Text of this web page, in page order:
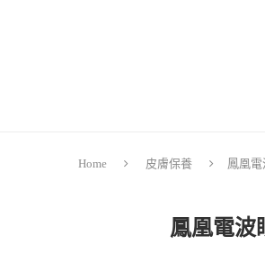
Home 皮膚保養 鳳凰
鳳凰電波